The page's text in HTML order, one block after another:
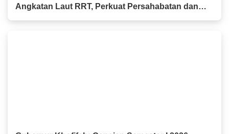
Angkatan Laut RRT, Perkuat Persahabatan dan
Kerja Sama Industri Perkapalan